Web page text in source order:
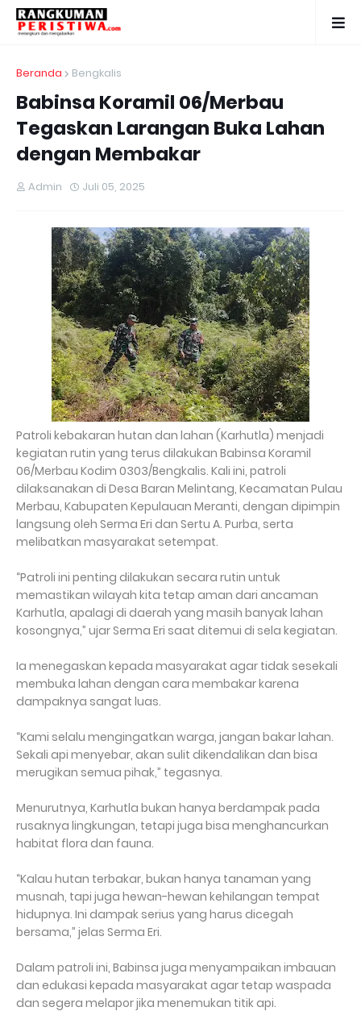
Beranda Bengkalis
Babinsa Koramil 06/Merbau
Tegaskan Larangan Buka Lahan
dengan Membakar
Admin Juli 05, 2025
Patroli kebakaran hutan dan lahan (Karhutla) menjadi
kegiatan rutin yang terus dilakukan Babinsa Koramil
06/Merbau Kodim 0303/Bengkalis. Kali ini, patroli
dilaksanakan di Desa Baran Melintang, Kecamatan Pulau
Merbau, Kabupaten Kepulauan Meranti, dengan dipimpin
langsung oleh Serma Eri dan Sertu A. Purba, serta
melibatkan masyarakat setempat.
“Patroli ini penting dilakukan secara rutin untuk
memastikan wilayah kita tetap aman dari ancaman
Karhutla, apalagi di daerah yang masih banyak lahan
kosongnya,” ujar Serma Eri saat ditemui di sela kegiatan.
Ia menegaskan kepada masyarakat agar tidak sesekali
membuka lahan dengan cara membakar karena
dampaknya sangat luas.
“Kami selalu mengingatkan warga, jangan bakar lahan.
Sekali api menyebar, akan sulit dikendalikan dan bisa
merugikan semua pihak,” tegasnya.
Menurutnya, Karhutla bukan hanya berdampak pada
rusaknya lingkungan, tetapi juga bisa menghancurkan
habitat flora dan fauna.
“Kalau hutan terbakar, bukan hanya tanaman yang
musnah, tapi juga hewan-hewan kehilangan tempat
hidupnya. Ini dampak serius yang harus dicegah
bersama,” jelas Serma Eri.
Dalam patroli ini, Babinsa juga menyampaikan imbauan
dan edukasi kepada masyarakat agar tetap waspada
dan segera melapor jika menemukan titik api.